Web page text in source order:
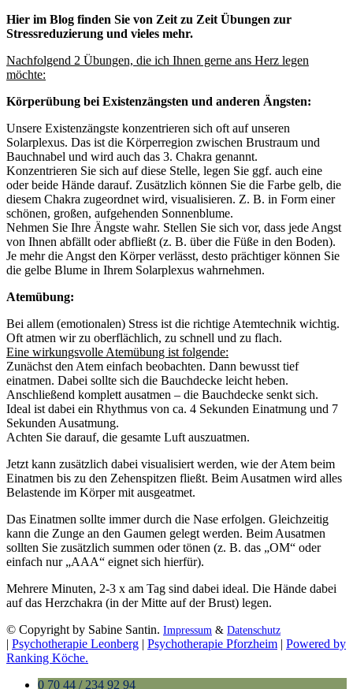
Hier im Blog finden Sie von Zeit zu Zeit Übungen zur
Stressreduzierung und vieles mehr.
Nachfolgend 2 Übungen, die ich Ihnen gerne ans Herz legen
möchte:
Körperübung bei Existenzängsten und anderen Ängsten:
Unsere Existenzängste konzentrieren sich oft auf unseren
Solarplexus. Das ist die Körperregion zwischen Brustraum und
Bauchnabel und wird auch das 3. Chakra genannt.
Konzentrieren Sie sich auf diese Stelle, legen Sie ggf. auch eine
oder beide Hände darauf. Zusätzlich können Sie die Farbe gelb, die
diesem Chakra zugeordnet wird, visualisieren. Z. B. in Form einer
schönen, großen, aufgehenden Sonnenblume.
Nehmen Sie Ihre Ängste wahr. Stellen Sie sich vor, dass jede Angst
von Ihnen abfällt oder abfließt (z. B. über die Füße in den Boden).
Je mehr die Angst den Körper verlässt, desto prächtiger können Sie
die gelbe Blume in Ihrem Solarplexus wahrnehmen.
Atemübung:
Bei allem (emotionalen) Stress ist die richtige Atemtechnik wichtig.
Oft atmen wir zu oberflächlich, zu schnell und zu flach.
Eine wirkungsvolle Atemübung ist folgende:
Zunächst den Atem einfach beobachten. Dann bewusst tief
einatmen. Dabei sollte sich die Bauchdecke leicht heben.
Anschließend komplett ausatmen – die Bauchdecke senkt sich.
Ideal ist dabei ein Rhythmus von ca. 4 Sekunden Einatmung und 7
Sekunden Ausatmung.
Achten Sie darauf, die gesamte Luft auszuatmen.
Jetzt kann zusätzlich dabei visualisiert werden, wie der Atem beim
Einatmen bis zu den Zehenspitzen fließt. Beim Ausatmen wird alles
Belastende im Körper mit ausgeatmet.
Das Einatmen sollte immer durch die Nase erfolgen. Gleichzeitig
kann die Zunge an den Gaumen gelegt werden. Beim Ausatmen
sollten Sie zusätzlich summen oder tönen (z. B. das „OM“ oder
einfach nur „AAA“ eignet sich hierfür).
Mehrere Minuten, 2-3 x am Tag sind dabei ideal. Die Hände dabei
auf das Herzchakra (in der Mitte auf der Brust) legen.
© Copyright by Sabine Santin. Impressum & Datenschutz
| Psychotherapie Leonberg | Psychotherapie Pforzheim | Powered by
Ranking Köche.
0 70 44 / 234 92 94